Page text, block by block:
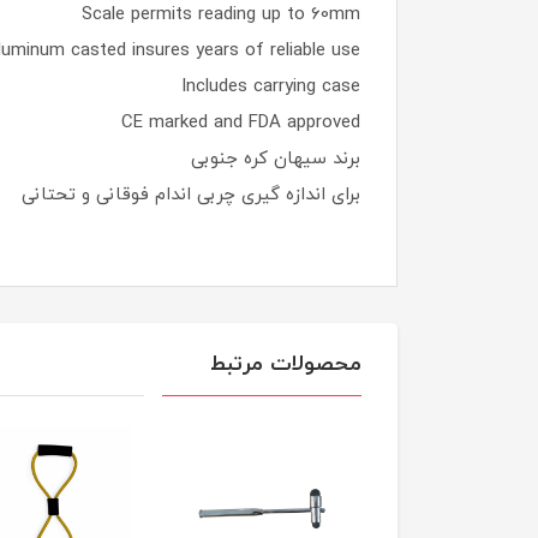
Scale permits reading up to 60mm
casted insures years of reliable use.
Includes carrying case
CE marked and FDA approved
برند سیهان کره جنوبی
برای اندازه گیری چربی اندام فوقانی و تحتانی
محصولات مرتبط